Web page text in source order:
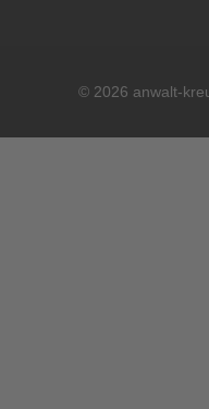
© 2026 anwalt-